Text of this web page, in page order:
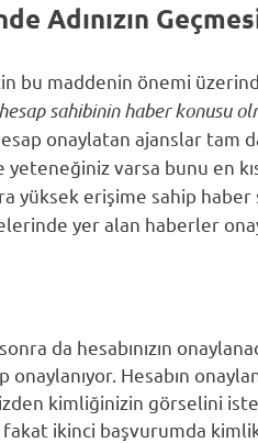
Adınızın
bu maddenin önemi
sahibinin haber konusu
onaylatan ajanslar tam
yeteneğiniz varsa bunu en
yüksek erişime sahip
yer alan haberler
da hesabınızın
Hesabın
kimliğinizin görselini
ikinci başvurumda